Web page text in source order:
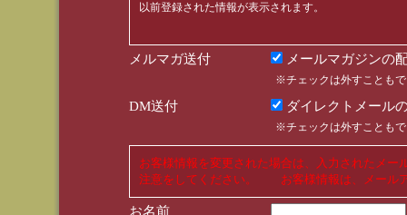
以前登録された情報が表示されます。
メルマガ送付 メールマガジンの
※チェックは外すことも
DM送付 ダイレクトメール
※チェックは外すことも
お客様情報を変更された場合は、入力されたメ
注意をしてください。 お客様情報は、メール
お名前